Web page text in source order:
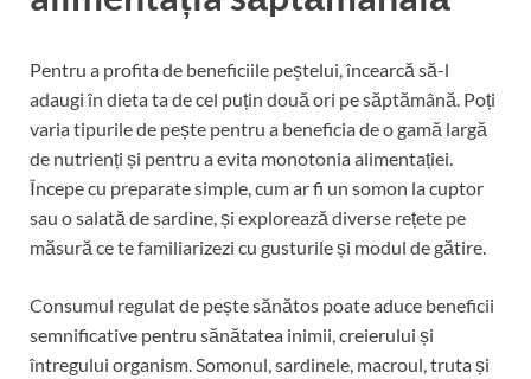
Pentru a profita de beneficiile peștelui, încearcă să-l
adaugi în dieta ta de cel puțin două ori pe săptămână. Poți
varia tipurile de pește pentru a beneficia de o gamă largă
de nutrienți și pentru a evita monotonia alimentației.
Începe cu preparate simple, cum ar fi un somon la cuptor
sau o salată de sardine, și explorează diverse rețete pe
măsură ce te familiarizezi cu gusturile și modul de gătire.
Consumul regulat de pește sănătos poate aduce beneficii
semnificative pentru sănătatea inimii, creierului și
întregului organism. Somonul, sardinele, macroul, truta și